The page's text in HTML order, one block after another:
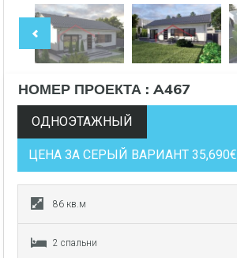
НОМЕР ПРОЕКТА : A467
ОДНОЭТАЖНЫЙ
ЦЕНА ЗА СЕРЫЙ ВАРИАНТ 35,690€
86 кв.м
2 спальни